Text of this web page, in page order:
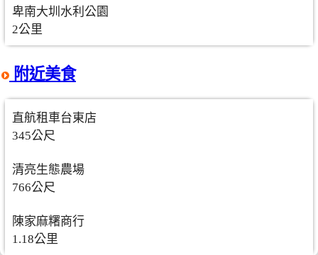
卑南大圳水利公園
2公里
附近美食
直航租車台東店
345公尺
清亮生態農場
766公尺
陳家麻糬商行
1.18公里